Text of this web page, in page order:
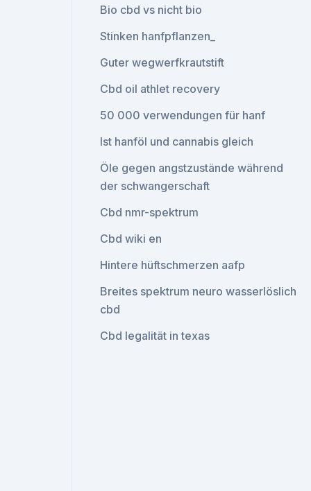
Bio cbd vs nicht bio
Stinken hanfpflanzen_
Guter wegwerfkrautstift
Cbd oil athlet recovery
50 000 verwendungen für hanf
Ist hanföl und cannabis gleich
Öle gegen angstzustände während
der schwangerschaft
Cbd nmr-spektrum
Cbd wiki en
Hintere hüftschmerzen aafp
Breites spektrum neuro wasserlöslich
cbd
Cbd legalität in texas